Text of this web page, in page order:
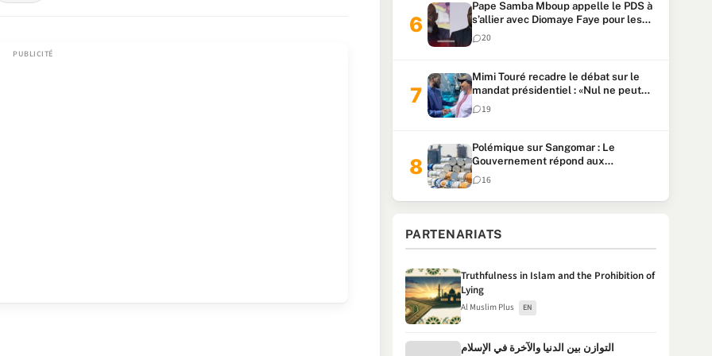
Pape Samba Mboup appelle le PDS à
s’allier avec Diomaye Faye pour les
locales et tacle Sonko
20
Mimi Touré recadre le débat sur le
mandat présidentiel : «Nul ne peut
faire plus de deux mandats
consécutifs de 5 ans»
19
Polémique sur Sangomar : Le
Gouvernement répond aux
accusations et clarifie le partage des
milliards
16
PARTENARIATS
Truthfulness in Islam and the Prohibition of
Lying
Al Muslim Plus EN
التوازن بين الدنيا والآخرة في الإسلام